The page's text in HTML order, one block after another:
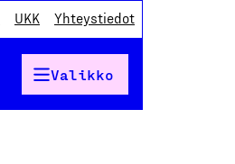
UKK Yhteystiedot
Valikko